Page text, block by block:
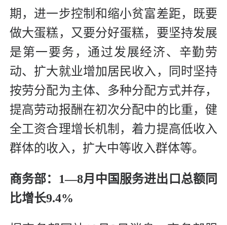
期，进一步控制和缩小贫富差距，既要
做大蛋糕，又要分好蛋糕，要坚持发展
是第一要务，通过发展经济、辛勤劳
动、扩大就业增加居民收入，同时坚持
按劳分配为主体、多种分配方式并存，
提高劳动报酬在初次分配中的比重，健
全工资合理增长机制，着力提高低收入
群体的收入，扩大中等收入群体等。
商务部：1—8月中国服务进出口总额同
比增长9.4%